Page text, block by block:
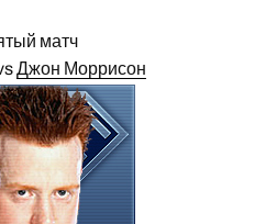
матч
Джон Моррисон